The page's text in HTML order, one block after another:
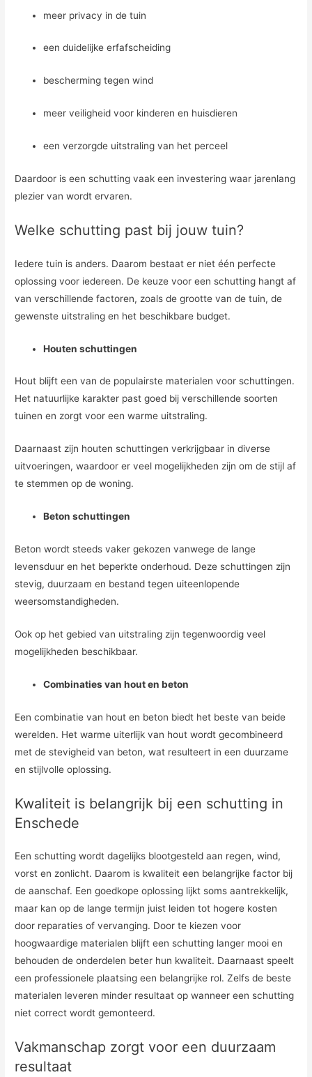
meer privacy in de tuin
een duidelijke erfafscheiding
bescherming tegen wind
meer veiligheid voor kinderen en huisdieren
een verzorgde uitstraling van het perceel
Daardoor is een schutting vaak een investering waar jarenlang
plezier van wordt ervaren.
Welke schutting past bij jouw tuin?
Iedere tuin is anders. Daarom bestaat er niet één perfecte
oplossing voor iedereen. De keuze voor een schutting hangt af
van verschillende factoren, zoals de grootte van de tuin, de
gewenste uitstraling en het beschikbare budget.
Houten schuttingen
Hout blijft een van de populairste materialen voor schuttingen.
Het natuurlijke karakter past goed bij verschillende soorten
tuinen en zorgt voor een warme uitstraling.
Daarnaast zijn houten schuttingen verkrijgbaar in diverse
uitvoeringen, waardoor er veel mogelijkheden zijn om de stijl af
te stemmen op de woning.
Beton schuttingen
Beton wordt steeds vaker gekozen vanwege de lange
levensduur en het beperkte onderhoud. Deze schuttingen zijn
stevig, duurzaam en bestand tegen uiteenlopende
weersomstandigheden.
Ook op het gebied van uitstraling zijn tegenwoordig veel
mogelijkheden beschikbaar.
Combinaties van hout en beton
Een combinatie van hout en beton biedt het beste van beide
werelden. Het warme uiterlijk van hout wordt gecombineerd
met de stevigheid van beton, wat resulteert in een duurzame
en stijlvolle oplossing.
Kwaliteit is belangrijk bij een schutting in
Enschede
Een schutting wordt dagelijks blootgesteld aan regen, wind,
vorst en zonlicht. Daarom is kwaliteit een belangrijke factor bij
de aanschaf. Een goedkope oplossing lijkt soms aantrekkelijk,
maar kan op de lange termijn juist leiden tot hogere kosten
door reparaties of vervanging. Door te kiezen voor
hoogwaardige materialen blijft een schutting langer mooi en
behouden de onderdelen beter hun kwaliteit. Daarnaast speelt
een professionele plaatsing een belangrijke rol. Zelfs de beste
materialen leveren minder resultaat op wanneer een schutting
niet correct wordt gemonteerd.
Vakmanschap zorgt voor een duurzaam
resultaat